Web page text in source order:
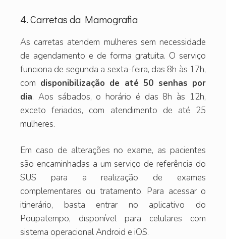
4. Carretas da Mamografia
As carretas atendem mulheres sem necessidade
de agendamento e de forma gratuita. O serviço
funciona de segunda a sexta-feira, das 8h às 17h,
com disponibilização de até 50 senhas por
dia. Aos sábados, o horário é das 8h às 12h,
exceto feriados, com atendimento de até 25
mulheres.
Em caso de alterações no exame, as pacientes
são encaminhadas a um serviço de referência do
SUS para a realização de exames
complementares ou tratamento. Para acessar o
itinerário, basta entrar no aplicativo do
Poupatempo, disponível para celulares com
sistema operacional Android e iOS.